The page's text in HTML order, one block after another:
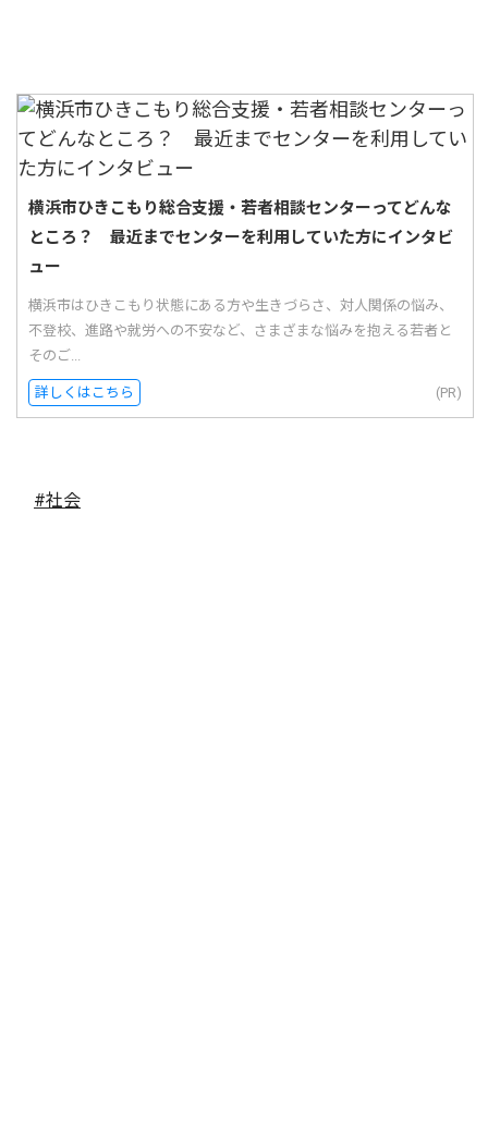
横浜市ひきこもり総合支援・若者相談センターってどんな
ところ？ 最近までセンターを利用していた方にインタビ
ュー
横浜市はひきこもり状態にある方や生きづらさ、対人関係の悩み、
不登校、進路や就労への不安など、さまざまな悩みを抱える若者と
そのご...
詳しくはこちら (PR)
#社会